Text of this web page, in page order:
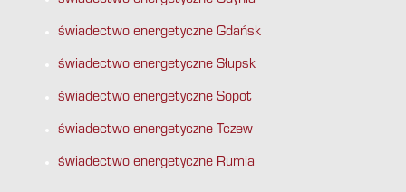
świadectwo energetyczne Gdańsk
świadectwo energetyczne Słupsk
świadectwo energetyczne Sopot
świadectwo energetyczne Tczew
świadectwo energetyczne Rumia